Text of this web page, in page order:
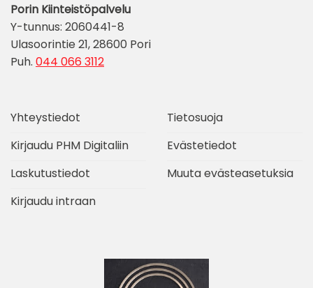
Porin Kiinteistöpalvelu
Y-tunnus: 2060441-8
Ulasoorintie 21, 28600 Pori
Puh. 044 066 3112
Yhteystiedot
Kirjaudu PHM Digitaliin
Laskutustiedot
Kirjaudu intraan
Tietosuoja
Evästetiedot
Muuta evästeasetuksia